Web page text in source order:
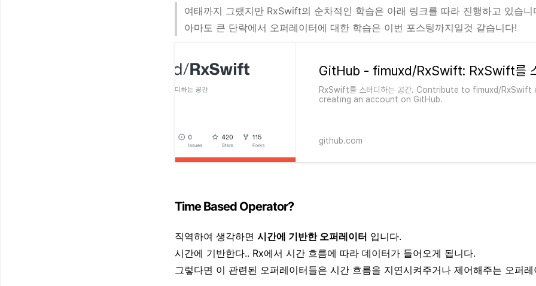
여태까지 그랬지만 RxSwift의 순차적인 학습은 아래 링크를 따라 진행하고 있습니
아마도 큰 단락에서 오퍼레이터에 대한 학습은 이번 포스팅까지일것 같습니다!
RxSwift를 스터디하는 공간. Contribute to fimuxd/
creating an account on GitHub.
github.com
Time Based Operator?
직역하여 생각하면 시간에 기반한 오퍼레이터 입니다.
시간에 기반한다.. Rx에서 시간 흐름에 따라 데이터가 들어오게 됩니다.
그렇다면 이 관련된 오퍼레이터들은 시간 흐름을 지연시켜주거나 제어해주는 오퍼